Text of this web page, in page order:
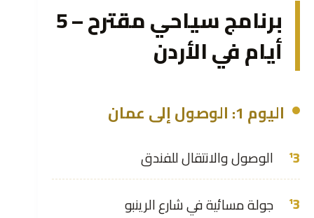
برنامج سياحي مقترح – 5
أيام في الأردن
اليوم 1: الوصول إلى عمان
الوصول والانتقال للفندق
جولة مسائية في شارع الرينبو